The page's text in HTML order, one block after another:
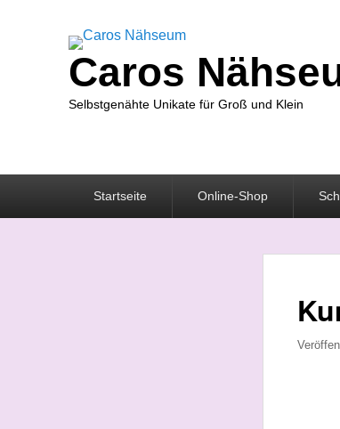
Caros
Selbstgenähte Unikate für Groß und Klein
Startseite Online-Shop